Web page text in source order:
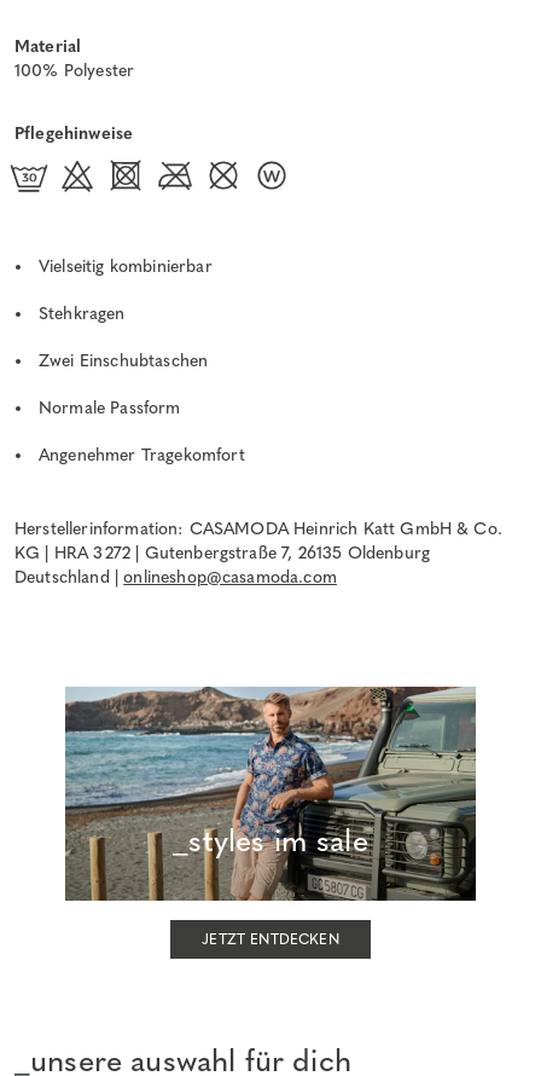
Material
100% Polyester
Pflegehinweise
Vielseitig kombinierbar
Stehkragen
Zwei Einschubtaschen
Normale Passform
Angenehmer Tragekomfort
Herstellerinformation: CASAMODA Heinrich Katt GmbH & Co.
KG | HRA 3272 | Gutenbergstraße 7, 26135 Oldenburg
Deutschland |onlineshop@casamoda.com
_styles im sale
JETZT ENTDECKEN
_unsere auswahl für dich